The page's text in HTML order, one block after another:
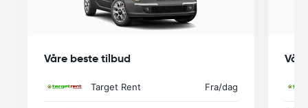
Våre beste tilbud
Target Rent Fra/dag